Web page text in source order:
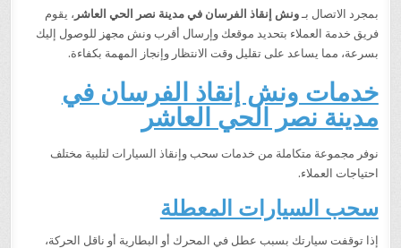
بمجرد الاتصال بـونش إنقاذ الفرسان في مدينة نصر الحي العاشر ، يقوم
فريق خدمة العملاء بتحديد موقعك وإرسال أقرب ونش مجهز للوصول إليك
بسرعة، مما يساعد على تقليل وقت الانتظار وإنجاز المهمة بكفاءة.
خدمات ونش إنقاذ الفرسان في
مدينة نصر الحي العاشر
نوفر مجموعة متكاملة من خدمات سحب وإنقاذ السيارات لتلبية مختلف
احتياجات العملاء.
سحب السيارات المعطلة
إذا توقفت سيارتك بسبب عطل في المحرك أو البطارية أو ناقل الحركة،